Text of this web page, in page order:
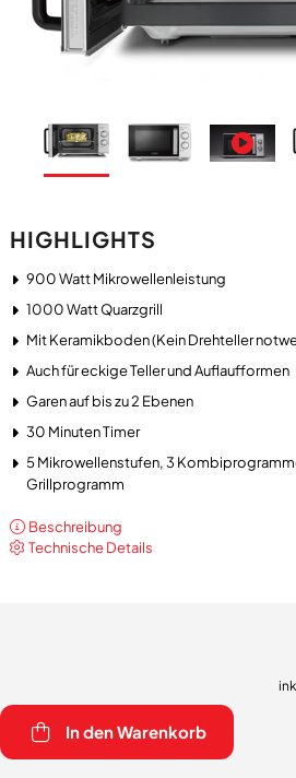
HIGHLIGHTS
900 Watt Mikrowellenleistung
1000 Watt Quarzgrill
Mit Keramikboden (Kein Drehteller
Auch für eckige Teller und Auflaufformen
Garen auf bis zu 2 Ebenen
30 Minuten Timer
5 Mikrowellenstufen, 3
Grillprogramm
Beschreibung
Technische Details
In den Warenkorb